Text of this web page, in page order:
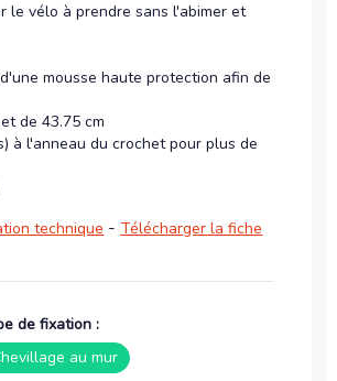
le vélo à prendre sans l'abimer et
mousse haute protection afin de
de 43.75 cm
à l'anneau du crochet pour plus de
technique - Télécharger la fiche
de fixation :
au mur